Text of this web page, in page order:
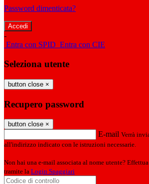
Password dimenticata?
-
Entra con SPID Entra con CIE
Seleziona utente
button close ×
Recupero password
button close ×
E-mail Verrà
all'indirizzo indicato con le istruzioni necessarie.
Non hai una e-mail associata al nome utente?
tramite la Login Spaggiari